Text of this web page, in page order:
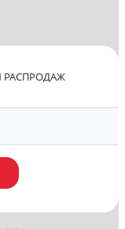
РАСПРОДАЖ